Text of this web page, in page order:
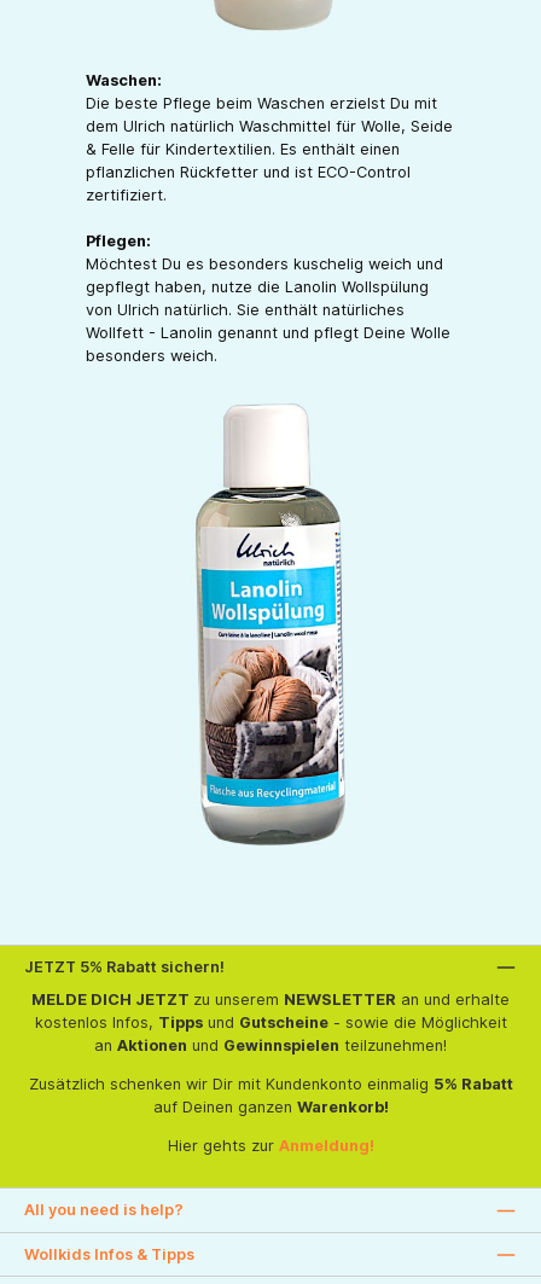
Waschen:
Die beste Pflege beim Waschen erzielst Du mit
dem Ulrich natürlich Waschmittel für Wolle, Seide
& Felle für Kindertextilien. Es enthält einen
pflanzlichen Rückfetter und ist ECO-Control
zertifiziert.
Pflegen:
Möchtest Du es besonders kuschelig weich und
gepflegt haben, nutze die Lanolin Wollspülung
von Ulrich natürlich. Sie enthält natürliches
Wollfett - Lanolin genannt und pflegt Deine Wolle
besonders weich.
JETZT 5% Rabatt sichern!
MELDE DICH JETZT zu unserem NEWSLETTER an und erhalte
kostenlos Infos, Tippsund Gutscheine- sowie die Möglichkeit
an Aktionen und Gewinnspielen teilzunehmen!
Zusätzlich schenken wir Dir mit Kundenkonto einmalig 5% Rabatt
auf Deinen ganzen Warenkorb!
Hier gehts zur Anmeldung!
All you need is help?
Wollkids Infos & Tipps